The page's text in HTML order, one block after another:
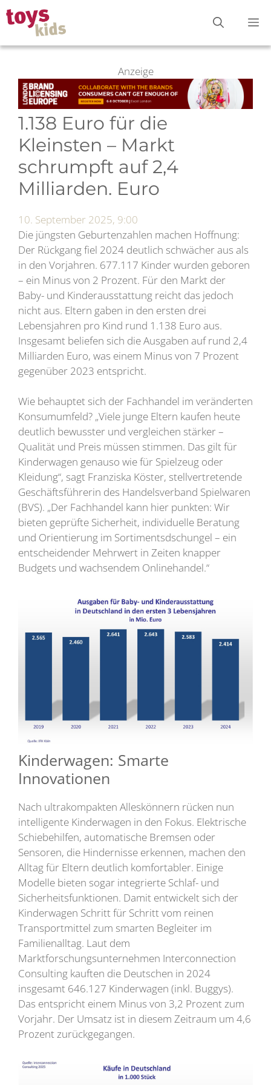
Zum
Inhalt
springen
Anzeige
1.138 Euro für die
Kleinsten – Markt
schrumpft auf 2,4
Milliarden. Euro
10. September 2025, 9:00
Die jüngsten Geburtenzahlen machen Hoffnung:
Der Rückgang fiel 2024 deutlich schwächer aus als
in den Vorjahren. 677.117 Kinder wurden geboren
– ein Minus von 2 Prozent. Für den Markt der
Baby- und Kinderausstattung reicht das jedoch
nicht aus. Eltern gaben in den ersten drei
Lebensjahren pro Kind rund 1.138 Euro aus.
Insgesamt beliefen sich die Ausgaben auf rund 2,4
Milliarden Euro, was einem Minus von 7 Prozent
gegenüber 2023 entspricht.
Wie behauptet sich der Fachhandel im veränderten
Konsumumfeld? „Viele junge Eltern kaufen heute
deutlich bewusster und vergleichen stärker –
Qualität und Preis müssen stimmen. Das gilt für
Kinderwagen genauso wie für Spielzeug oder
Kleidung“, sagt Franziska Köster, stellvertretende
Geschäftsführerin des Handelsverband Spielwaren
(BVS). „Der Fachhandel kann hier punkten: Wir
bieten geprüfte Sicherheit, individuelle Beratung
und Orientierung im Sortimentsdschungel – ein
entscheidender Mehrwert in Zeiten knapper
Budgets und wachsendem Onlinehandel.“
Kinderwagen: Smarte
Innovationen
Nach ultrakompakten Alleskönnern rücken nun
intelligente Kinderwagen in den Fokus. Elektrische
Schiebehilfen, automatische Bremsen oder
Sensoren, die Hindernisse erkennen, machen den
Alltag für Eltern deutlich komfortabler. Einige
Modelle bieten sogar integrierte Schlaf- und
Sicherheitsfunktionen. Damit entwickelt sich der
Kinderwagen Schritt für Schritt vom reinen
Transportmittel zum smarten Begleiter im
Familienalltag. Laut dem
Marktforschungsunternehmen Interconnection
Consulting kauften die Deutschen in 2024
insgesamt 646.127 Kinderwagen (inkl. Buggys).
Das entspricht einem Minus von 3,2 Prozent zum
Vorjahr. Der Umsatz ist in diesem Zeitraum um 4,6
Prozent zurückgegangen.